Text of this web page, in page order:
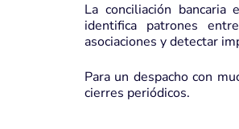
La conciliación
identifica patrones
asociaciones y detectar
Para un despacho con
cierres periódicos.